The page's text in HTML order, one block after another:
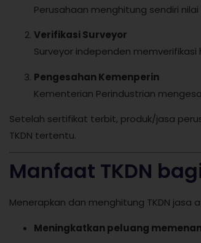
Perusahaan menghitung sendiri nilai
Verifikasi Surveyor
Surveyor independen
Pengesahan Kemenperin
Kementerian Perindustrian
Setelah sertifikat terbit, produk/jasa
TKDN tertentu.
Manfaat TKDN
Menerapkan dan menghitung TKDN
Meningkatkan peluang